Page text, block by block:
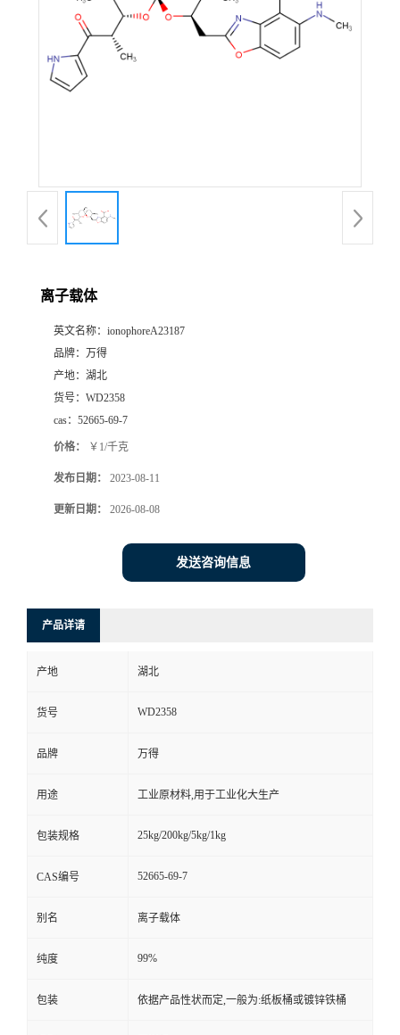
离子载体
英文名称： ionophoreA23187
品牌： 万得
产地： 湖北
货号： WD2358
cas： 52665-69-7
价格： ￥1/千克
发布日期： 2023-08-11
更新日期： 2026-08-08
发送咨询信息
产品详请
产地 湖北
货号 WD2358
品牌 万得
用途 工业原材料,用于工业化大生产
包装规格 25kg/200kg/5kg/1kg
CAS编号 52665-69-7
别名 离子载体
纯度 99%
包装 依据产品性状而定,一般为:纸板桶或镀锌铁桶